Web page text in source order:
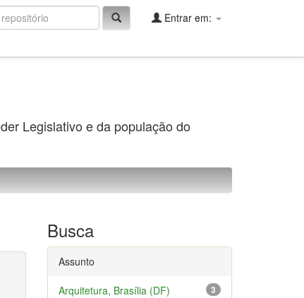
Entrar em:
Legislativo e da população do
Busca
Assunto
3
Arquitetura, Brasília (DF)